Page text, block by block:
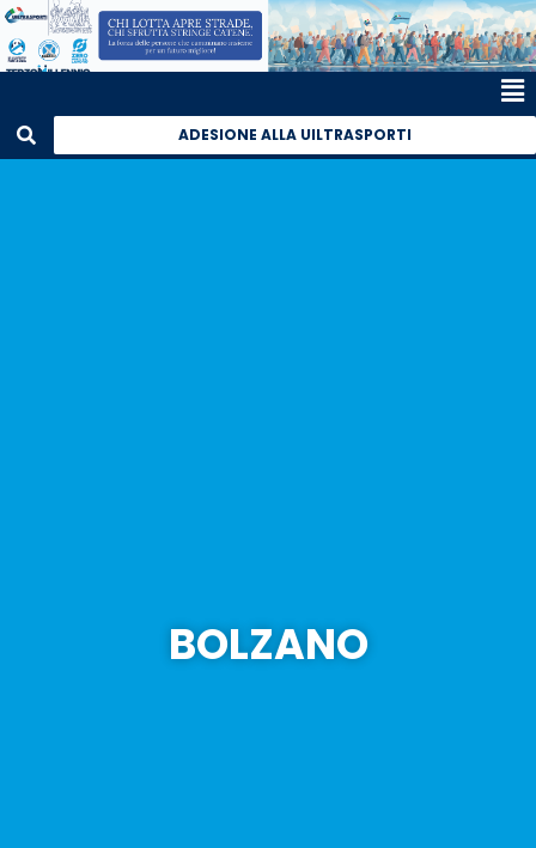
ADESIONE ALLA UILTRASPORTI
BOLZANO